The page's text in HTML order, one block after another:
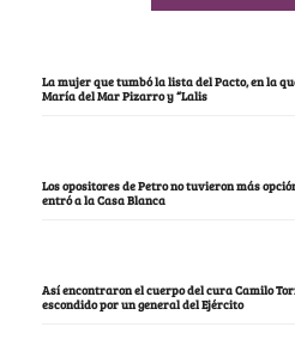
La mujer que tumbó la lista del Pacto, en la
María del Mar Pizarro y “Lalis
Los opositores de Petro no tuvieron más
entró a la Casa Blanca
Así encontraron el cuerpo del cura Camilo
escondido por un general del Ejército